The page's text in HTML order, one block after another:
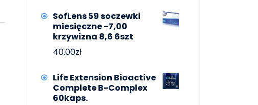
SofLens 59 soczewki
miesięczne -7,00
krzywizna 8,6 6szt
40.00zł
Life Extension Bioactive
Complete B-Complex
60kaps.